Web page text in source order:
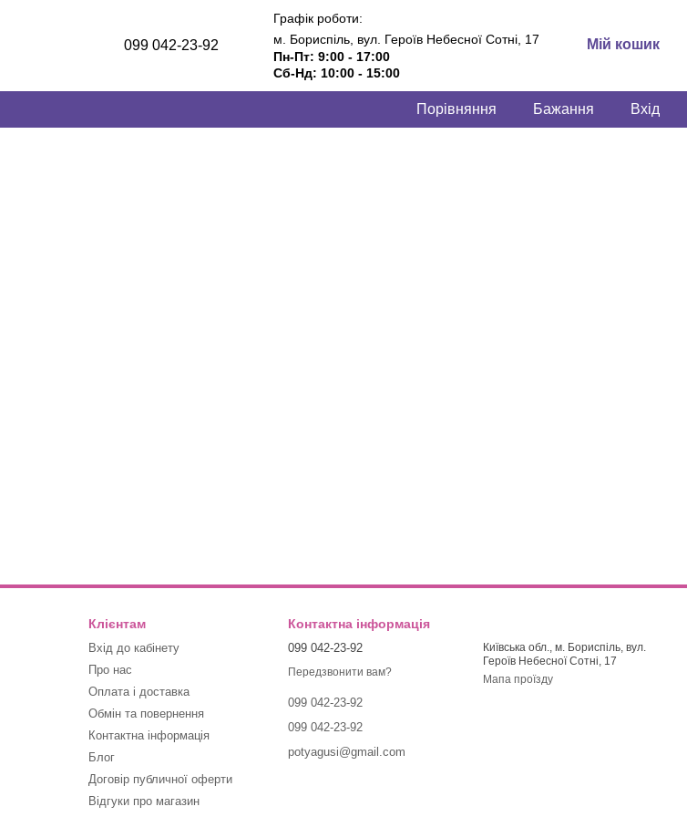
099 042-23-92
Графік роботи:
м. Бориспіль, вул. Героїв Небесної Сотні, 17
Пн-Пт: 9:00 - 17:00
Сб-Нд: 10:00 - 15:00
Мій кошик
Порівняння Бажання Вхід
Клієнтам
Вхід до кабінету
Про нас
Оплата і доставка
Обмін та повернення
Контактна інформація
Блог
Договір публичної оферти
Відгуки про магазин
Контактна інформація
099 042-23-92
Передзвонити вам?
099 042-23-92
099 042-23-92
potyagusi@gmail.com
Київська обл., м. Бориспіль, вул.
Героїв Небесної Сотні, 17
Мапа проїзду